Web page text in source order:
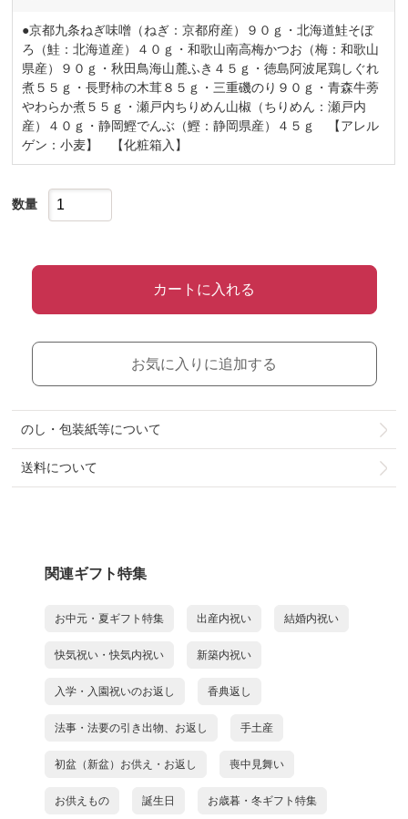
●京都九条ねぎ味噌（ねぎ：京都府産）９０ｇ・北海道鮭そぼ
ろ（鮭：北海道産）４０ｇ・和歌山南高梅かつお（梅：和歌山
県産）９０ｇ・秋田鳥海山麓ふき４５ｇ・徳島阿波尾鶏しぐれ
煮５５ｇ・長野柿の木茸８５ｇ・三重磯のり９０ｇ・青森牛蒡
やわらか煮５５ｇ・瀬戸内ちりめん山椒（ちりめん：瀬戸内
産）４０ｇ・静岡鰹でんぶ（鰹：静岡県産）４５ｇ 【アレル
ゲン：小麦】 【化粧箱入】
数量
カートに入れる
お気に入りに追加する
のし・包装紙等について
送料について
関連ギフト特集
お中元・夏ギフト特集 出産内祝い 結婚内祝い
快気祝い・快気内祝い 新築内祝い
入学・入園祝いのお返し 香典返し
法事・法要の引き出物、お返し 手土産
初盆（新盆）お供え・お返し 喪中見舞い
お供えもの 誕生日 お歳暮・冬ギフト特集